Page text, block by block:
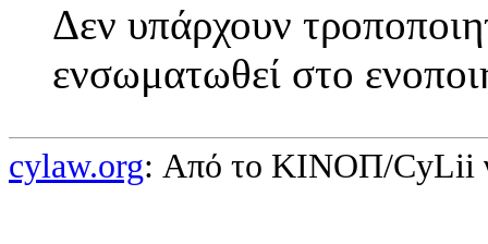
Δεν υπάρχουν
ενσωματωθεί στο
cylaw.org: Από το ΚΙΝOΠ/CyLii